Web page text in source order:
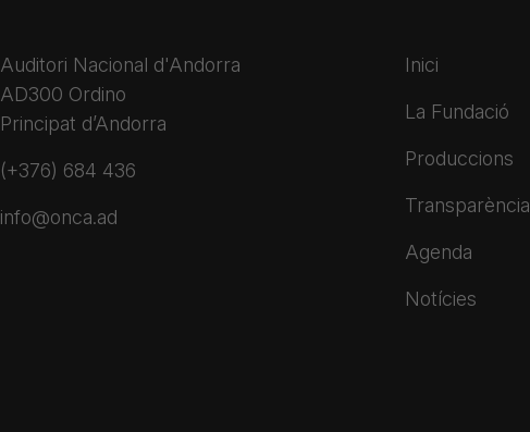
Auditori Nacional d'Andorra
AD300 Ordino
Principat d’Andorra
(+376) 684 436
info@onca.ad
Inici
La Fundació
Produccions
Transparència
Agenda
Notícies